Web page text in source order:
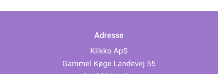
Adresse